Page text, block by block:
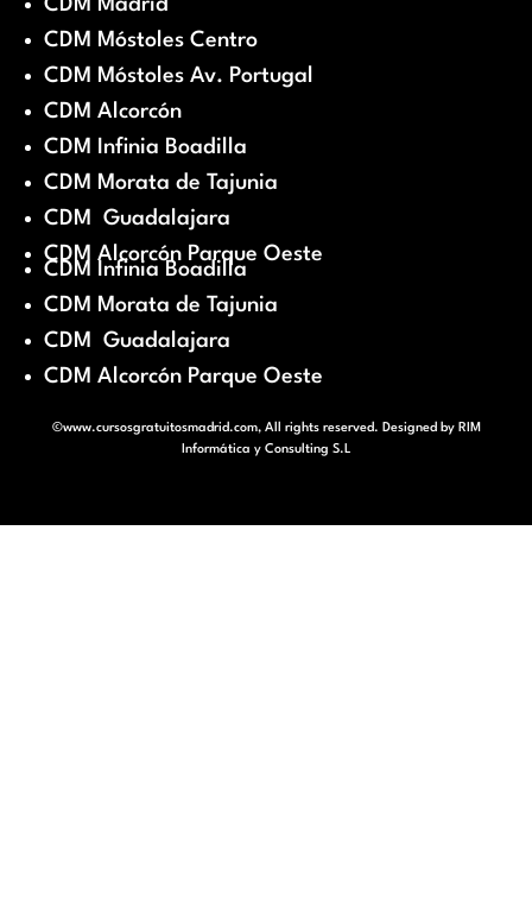
CDM Madrid
CDM Móstoles Centro
CDM Móstoles Av. Portugal
CDM Alcorcón
CDM Infinia Boadilla
CDM Morata de Tajunia
CDM Guadalajara
CDM Alcorcón Parque Oeste
CDM Infinia Boadilla
CDM Morata de Tajunia
CDM Guadalajara
CDM Alcorcón Parque Oeste
©www.cursosgratuitosmadrid.com, All rights reserved. Designed by RIM
Informática y Consulting S.L